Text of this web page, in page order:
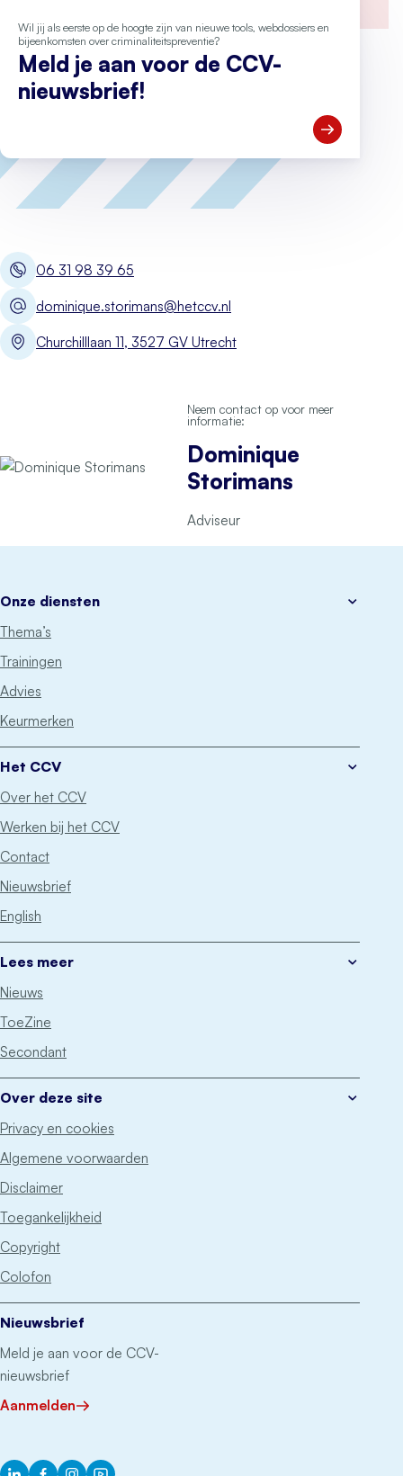
Wil jij als eerste op de hoogte zijn van nieuwe tools, webdossiers en
bijeenkomsten over criminaliteitspreventie?
Meld je aan voor de CCV-
nieuwsbrief!
Open Meld
06 31 98 39 65
dominique.storimans@hetccv.nl
Churchilllaan 11, 3527 GV Utrecht
Neem contact op voor meer
informatie:
Dominique
Storimans
Adviseur
Onze diensten
Thema’s
Trainingen
Advies
Keurmerken
Het CCV
Over het CCV
Werken bij het CCV
Contact
Nieuwsbrief
English
Lees meer
Nieuws
ToeZine
Secondant
Over deze site
Privacy en cookies
Algemene voorwaarden
Disclaimer
Toegankelijkheid
Copyright
Colofon
Nieuwsbrief
Meld je aan voor de CCV-
nieuwsbrief
Aanmelden